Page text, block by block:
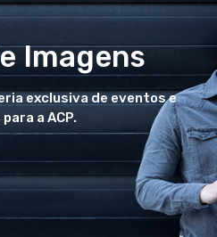
Imagens
exclusiva de eventos e
a ACP.